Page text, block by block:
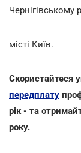
Чернігівському
місті Київ.
Скористайтеся
передплату
рік - та
року.